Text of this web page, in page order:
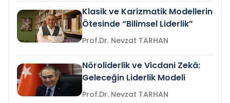
Klasik ve Karizmatik Modellerin
Ötesinde “Bilimsel Liderlik”
Prof.Dr. Nevzat TARHAN
Nöroliderlik ve Vicdani Zekâ:
Geleceğin Liderlik Modeli
Prof.Dr. Nevzat TARHAN